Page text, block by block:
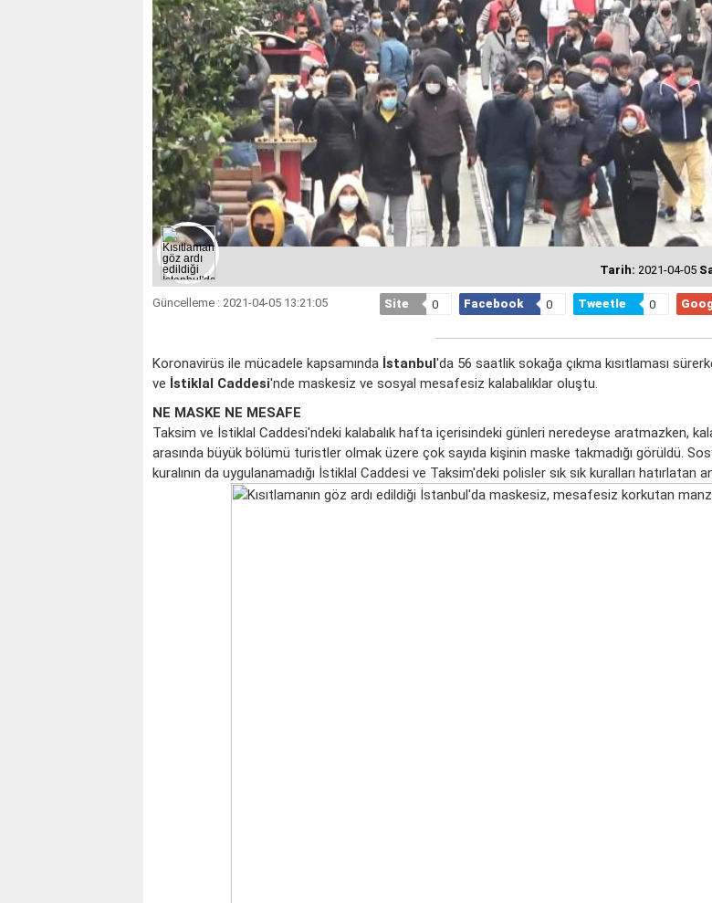
Tarih: 2021-04-05
Güncelleme : 2021-04-05 13:21:05 Site 0 Facebook 0 Tweetle 0
Koronavirüs ile mücadele kapsamında İstanbul'da 56 saatlik sokağa çıkma kısıtlaması
ve İstiklal Caddesi'nde maskesiz ve sosyal mesafesiz kalabalıklar oluştu.
NE MASKE NE MESAFE
Taksim ve İstiklal Caddesi'ndeki kalabalık hafta içerisindeki günleri neredeyse aratmazken,
arasında büyük bölümü turistler olmak üzere çok sayıda kişinin maske takmadığı görüldü.
kuralının da uygulanamadığı İstiklal Caddesi ve Taksim'deki polisler sık sık kuralları hatırlatan